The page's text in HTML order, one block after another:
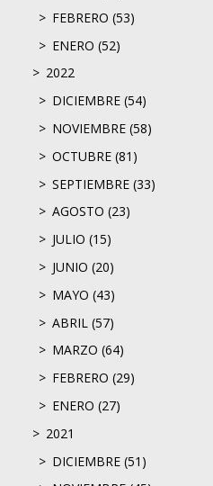
FEBRERO (53)
ENERO (52)
2022
DICIEMBRE (54)
NOVIEMBRE (58)
OCTUBRE (81)
SEPTIEMBRE (33)
AGOSTO (23)
JULIO (15)
JUNIO (20)
MAYO (43)
ABRIL (57)
MARZO (64)
FEBRERO (29)
ENERO (27)
2021
DICIEMBRE (51)